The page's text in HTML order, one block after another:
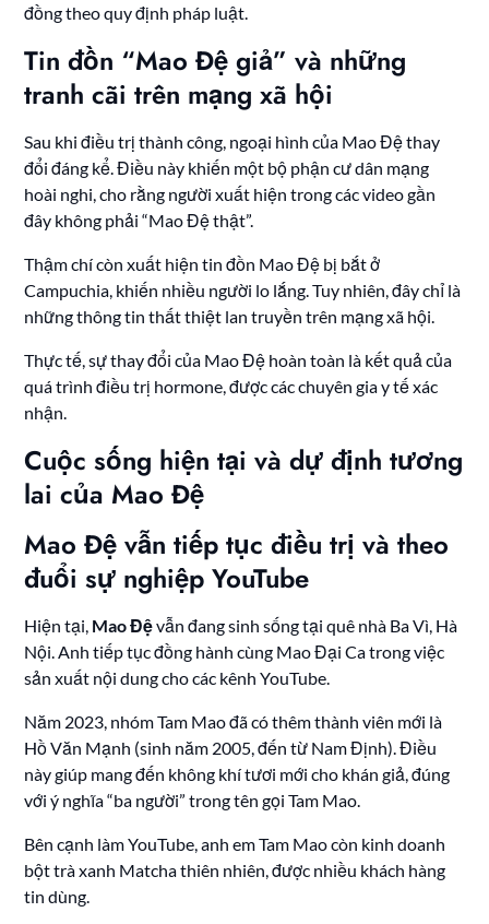
đồng theo quy định pháp luật.
Tin đồn “Mao Đệ giả” và những
tranh cãi trên mạng xã hội
Sau khi điều trị thành công, ngoại hình của Mao Đệ thay
đổi đáng kể. Điều này khiến một bộ phận cư dân mạng
hoài nghi, cho rằng người xuất hiện trong các video gần
đây không phải “Mao Đệ thật”.
Thậm chí còn xuất hiện tin đồn Mao Đệ bị bắt ở
Campuchia, khiến nhiều người lo lắng. Tuy nhiên, đây chỉ là
những thông tin thất thiệt lan truyền trên mạng xã hội.
Thực tế, sự thay đổi của Mao Đệ hoàn toàn là kết quả của
quá trình điều trị hormone, được các chuyên gia y tế xác
nhận.
Cuộc sống hiện tại và dự định tương
lai của Mao Đệ
Mao Đệ vẫn tiếp tục điều trị và theo
đuổi sự nghiệp YouTube
Hiện tại, Mao Đệvẫn đang sinh sống tại quê nhà Ba Vì, Hà
Nội. Anh tiếp tục đồng hành cùng Mao Đại Ca trong việc
sản xuất nội dung cho các kênh YouTube.
Năm 2023, nhóm Tam Mao đã có thêm thành viên mới là
Hồ Văn Mạnh (sinh năm 2005, đến từ Nam Định). Điều
này giúp mang đến không khí tươi mới cho khán giả, đúng
với ý nghĩa “ba người” trong tên gọi Tam Mao.
Bên cạnh làm YouTube, anh em Tam Mao còn kinh doanh
bột trà xanh Matcha thiên nhiên, được nhiều khách hàng
tin dùng.